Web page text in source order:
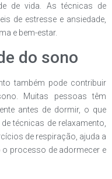
de vida. As técnicas de
de estresse e ansiedade,
e bem-estar.
do sono
também pode contribuir
Muitas pessoas têm
antes de dormir, o que
técnicas de relaxamento,
de respiração, ajuda a
processo de adormecer e